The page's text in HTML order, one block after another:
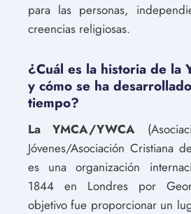
para las personas,
creencias religiosas.
¿Cuál es la historia de la
y cómo se ha
tiempo?
La YMCA/YWCA
Jóvenes/Asociación Cristiana
es una organización
1844 en Londres por
objetivo fue proporcionar un